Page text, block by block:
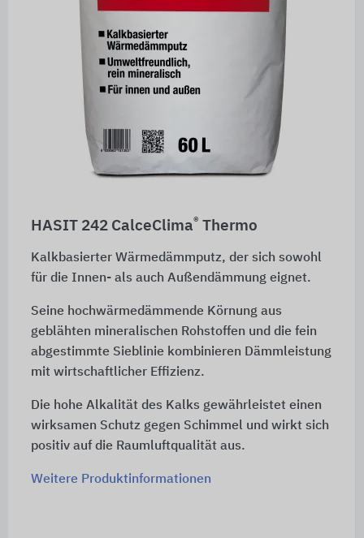
HASIT 242 CalceClima® Thermo
Kalkbasierter Wärmedämmputz, der sich sowohl
für die Innen- als auch Außendämmung eignet.
Seine hochwärmedämmende Körnung aus
geblähten mineralischen Rohstoffen und die fein
abgestimmte Sieblinie kombinieren Dämmleistung
mit wirtschaftlicher Effizienz.
Die hohe Alkalität des Kalks gewährleistet einen
wirksamen Schutz gegen Schimmel und wirkt sich
positiv auf die Raumluftqualität aus.
Weitere Produktinformationen